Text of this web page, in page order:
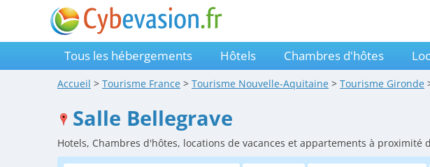
Tous les hébergements Hôtels Chambres d'hôtes
Accueil > Tourisme France > Tourisme Nouvelle-Aquitaine > Tourisme Gironde
Salle Bellegrave
Hotels, Chambres d'hôtes, locations de vacances et appartements à proximité